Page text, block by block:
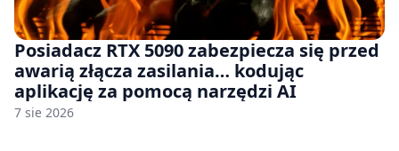
Posiadacz RTX 5090 zabezpiecza się przed
awarią złącza zasilania… kodując
aplikację za pomocą narzędzi AI
7 sie 2026